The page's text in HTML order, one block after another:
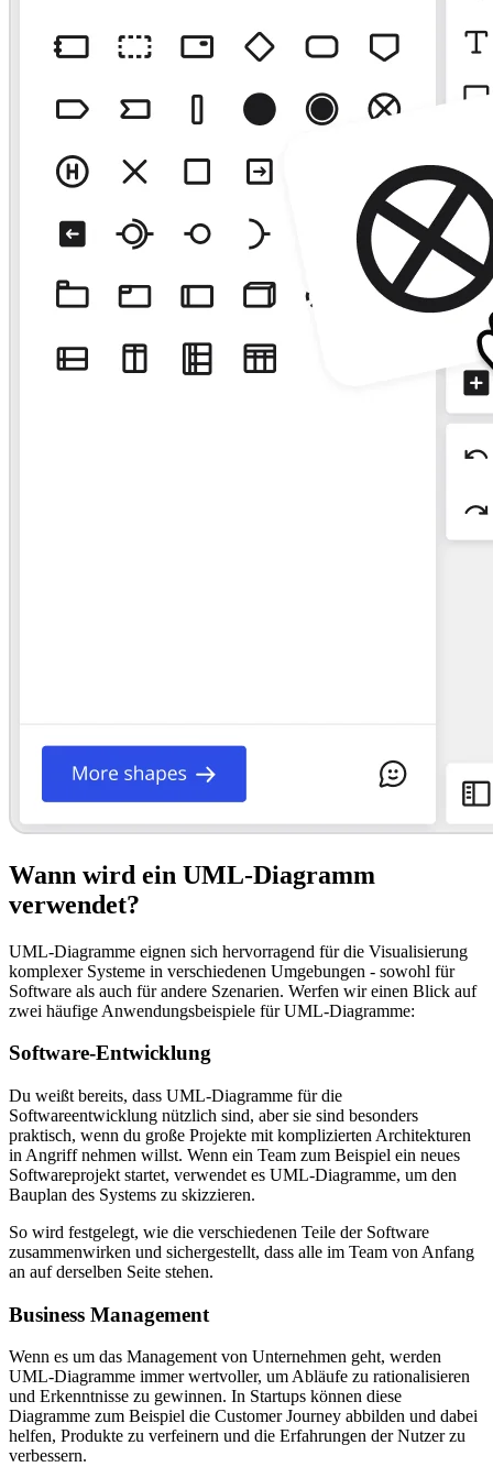
Wann wird ein UML-Diagramm
verwendet?
UML-Diagramme eignen sich hervorragend für die Visualisierung
komplexer Systeme in verschiedenen Umgebungen - sowohl für
Software als auch für andere Szenarien. Werfen wir einen Blick auf
zwei häufige Anwendungsbeispiele für UML-Diagramme:
Software-Entwicklung
Du weißt bereits, dass UML-Diagramme für die
Softwareentwicklung nützlich sind, aber sie sind besonders
praktisch, wenn du große Projekte mit komplizierten Architekturen
in Angriff nehmen willst. Wenn ein Team zum Beispiel ein neues
Softwareprojekt startet, verwendet es UML-Diagramme, um den
Bauplan des Systems zu skizzieren.
So wird festgelegt, wie die verschiedenen Teile der Software
zusammenwirken und sichergestellt, dass alle im Team von Anfang
an auf derselben Seite stehen.
Business Management
Wenn es um das Management von Unternehmen geht, werden
UML-Diagramme immer wertvoller, um Abläufe zu rationalisieren
und Erkenntnisse zu gewinnen. In Startups können diese
Diagramme zum Beispiel die Customer Journey abbilden und dabei
helfen, Produkte zu verfeinern und die Erfahrungen der Nutzer zu
verbessern.